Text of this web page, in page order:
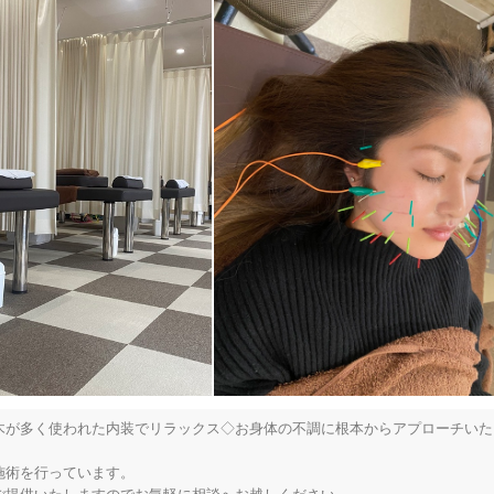
く使われた内装でリラックス◇お身体の不調に根本からアプローチい
を行っています。